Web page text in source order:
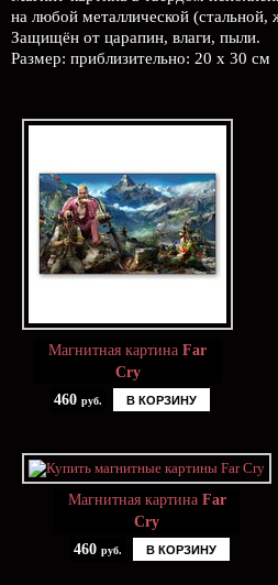
на любой металлической (стальной,
Защищён от царапин, влаги, пыли.
Размер: приблизительно: 20 х 30 см
Магнитная картина Far
Cry
460 руб. В КОРЗИНУ
Магнитная картина Far
Cry
460 руб. В КОРЗИНУ